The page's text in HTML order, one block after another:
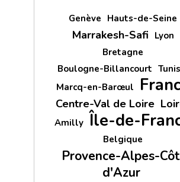
Genève Hauts-de-Seine
Marrakesh-Safi Lyon
Bretagne
Boulogne-Billancourt
Marcq-en-Barœul
Centre-Val de Loire
Amilly Île-de-
Belgique
Provence-Alpes-
d'Azur